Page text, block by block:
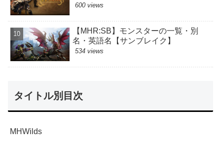
600 views
【MHR:SB】モンスターの一覧・別
名・英語名【サンブレイク】
534 views
タイトル別目次
MHWilds